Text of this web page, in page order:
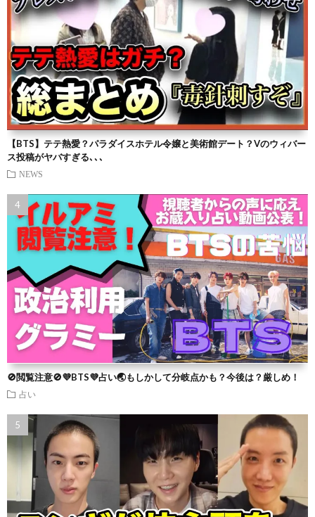
【BTS】テテ熱愛？パラダイスホテル令嬢と美術館デート？Vのウィバー
ス投稿がヤバすぎる､､､
NEWS
🚫閲覧注意🚫💜BTS💜占い🌏もしかして分岐点かも？今後は？厳しめ！
占い